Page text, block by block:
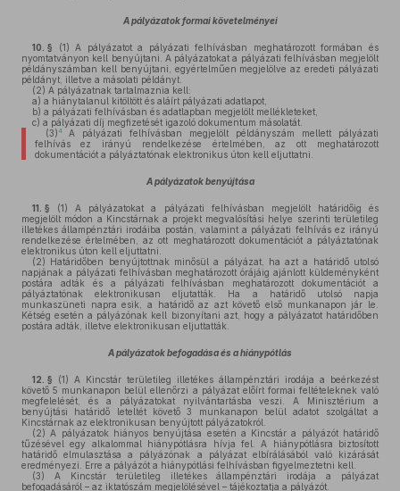
A pályázatok formai követelményei
10. § (1) A pályázatot a pályázati felhívásban meghatározott formában és
nyomtatványon kell benyújtani. A pályázatokat a pályázati felhívásban megjelölt
példányszámban kell benyújtani, egyértelműen megjelölve az eredeti pályázati
példányt, illetve a másolati példányt.
(2) A pályázatnak tartalmaznia kell:
a) a hiánytalanul kitöltött és aláírt pályázati adatlapot,
b) a pályázati felhívásban és adatlapban megjelölt mellékleteket,
c) a pályázati díj megfizetését igazoló dokumentum másolatát.
(3)4A pályázati felhívásban megjelölt példányszám mellett pályázati
felhívás ez irányú rendelkezése értelmében, az ott meghatározott
dokumentációt a pályáztatónak elektronikus úton kell eljuttatni.
A pályázatok benyújtása
11. § (1) A pályázatokat a pályázati felhívásban megjelölt határidőig és
megjelölt módon a Kincstárnak a projekt megvalósítási helye szerinti területileg
illetékes állampénztári irodáiba postán, valamint a pályázati felhívás ez irányú
rendelkezése értelmében, az ott meghatározott dokumentációt a pályáztatónak
elektronikus úton kell eljuttatni.
(2) Határidőben benyújtottnak minősül a pályázat, ha azt a határidő utolsó
napjának a pályázati felhívásban meghatározott órájáig ajánlott küldeményként
postára adták és a pályázati felhívásban meghatározott dokumentációt a
pályáztatónak elektronikusan eljutatták. Ha a határidő utolsó napja
munkaszüneti napra esik, a határidő az azt követő első munkanapon jár le.
Kétség esetén a pályázónak kell bizonyítani azt, hogy a pályázatot határidőben
postára adták, illetve elektronikusan eljuttatták.
A pályázatok befogadása és a hiánypótlás
12. § (1) A Kincstár területileg illetékes állampénztári irodája a beérkezést
követő 5 munkanapon belül ellenőrzi a pályázat előírt formai feltételeknek való
megfelelését, és a pályázatokat nyilvántartásba veszi. A Minisztérium a
benyújtási határidő leteltét követő 3 munkanapon belül adatot szolgáltat a
Kincstárnak az elektronikusan benyújtott pályázatokról.
(2) A pályázatok hiányos benyújtása esetén a Kincstár a pályázót határidő
tűzésével egy alkalommal hiánypótlásra hívja fel. A hiánypótlásra biztosított
határidő elmulasztása a pályázónak a pályázat elbírálásából való kizárását
eredményezi. Erre a pályázót a hiánypótlási felhívásban figyelmeztetni kell.
(3) A Kincstár területileg illetékes állampénztári irodája a pályázat
befogadásáról – az iktatószám megjelölésével – tájékoztatja a pályázót.